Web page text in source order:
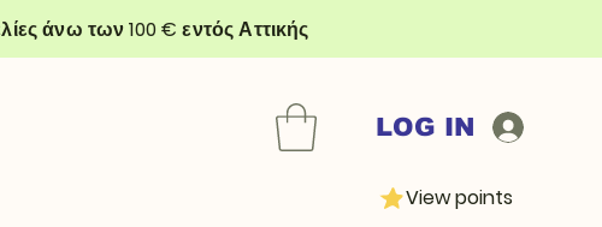
άνω των 100 € εντός Αττικής
LOG IN
View points